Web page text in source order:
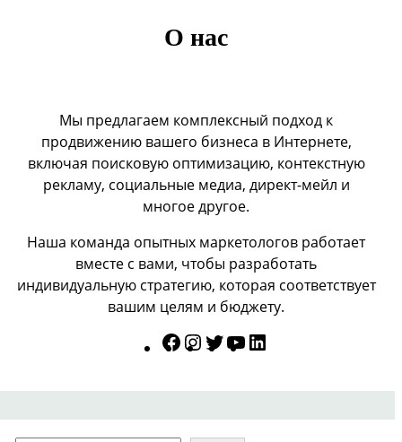
О нас
Мы предлагаем комплексный подход к
продвижению вашего бизнеса в Интернете,
включая поисковую оптимизацию, контекстную
рекламу, социальные медиа, директ-мейл и
многое другое.
Наша команда опытных маркетологов работает
вместе с вами, чтобы разработать
индивидуальную стратегию, которая соответствует
вашим целям и бюджету.
Facebook
Instagram
TwitterYouTube